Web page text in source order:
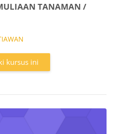
TANAMAN /
kursus ini